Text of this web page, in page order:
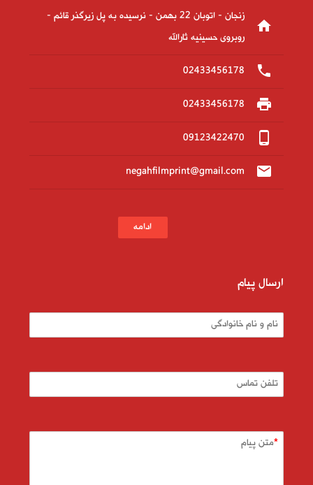
home
زنجان - اتوبان 22 بهمن - نرسیده به پل زیرگذر قائم -
روبروی حسینیه ثارالله
phone
02433456178
print
02433456178
phone_android
09123422470
email
negahfilmprint@gmail.com
ادامه
ارسال پیام
نام و نام خانوادگی
تلفن تماس
متن پیام